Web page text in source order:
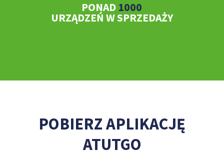
PONAD 1000
URZĄDZEŃ W SPRZEDAŻY
POBIERZ APLIKACJĘ
ATUTGO